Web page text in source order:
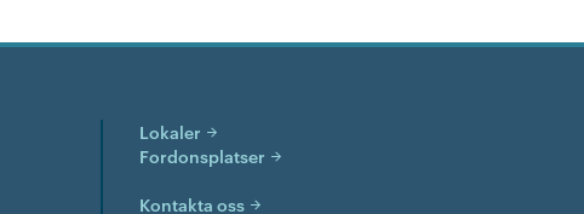
Lokaler
Fordonsplatser
Kontakta oss